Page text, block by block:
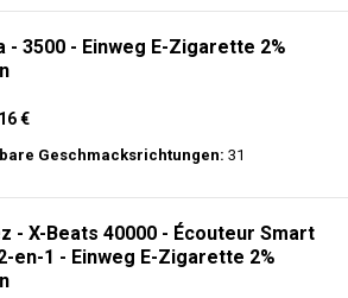
- 3500 - Einweg E-Zigarette 2%
€
Geschmacksrichtungen: 31
- X-Beats 40000 - Écouteur Smart
en-1 - Einweg E-Zigarette 2%